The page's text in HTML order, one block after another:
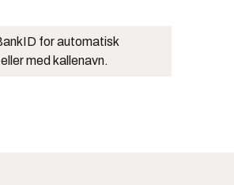
for automatisk
med kallenavn.